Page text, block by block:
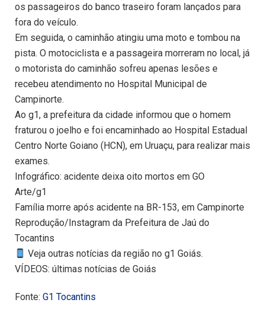
os passageiros do banco traseiro foram lançados para
fora do veículo.
Em seguida, o caminhão atingiu uma moto e tombou na
pista. O motociclista e a passageira morreram no local, já
o motorista do caminhão sofreu apenas lesões e
recebeu atendimento no Hospital Municipal de
Campinorte.
Ao g1, a prefeitura da cidade informou que o homem
fraturou o joelho e foi encaminhado ao Hospital Estadual
Centro Norte Goiano (HCN), em Uruaçu, para realizar mais
exames.
Infográfico: acidente deixa oito mortos em GO
Arte/g1
Família morre após acidente na BR-153, em Campinorte
Reprodução/Instagram da Prefeitura de Jaú do
Tocantins
Veja outras notícias da região no g1 Goiás.
VÍDEOS: últimas notícias de Goiás
Fonte: G1 Tocantins